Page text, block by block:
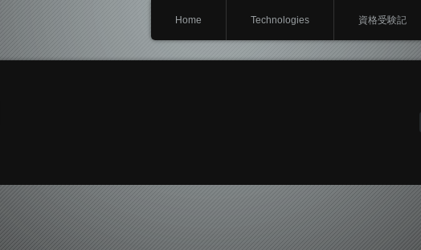
Home Technologies 資格受験記